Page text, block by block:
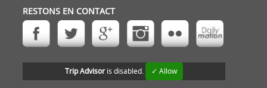
RESTONS EN CONTACT
Trip Advisoris disabled. ✓ Allow